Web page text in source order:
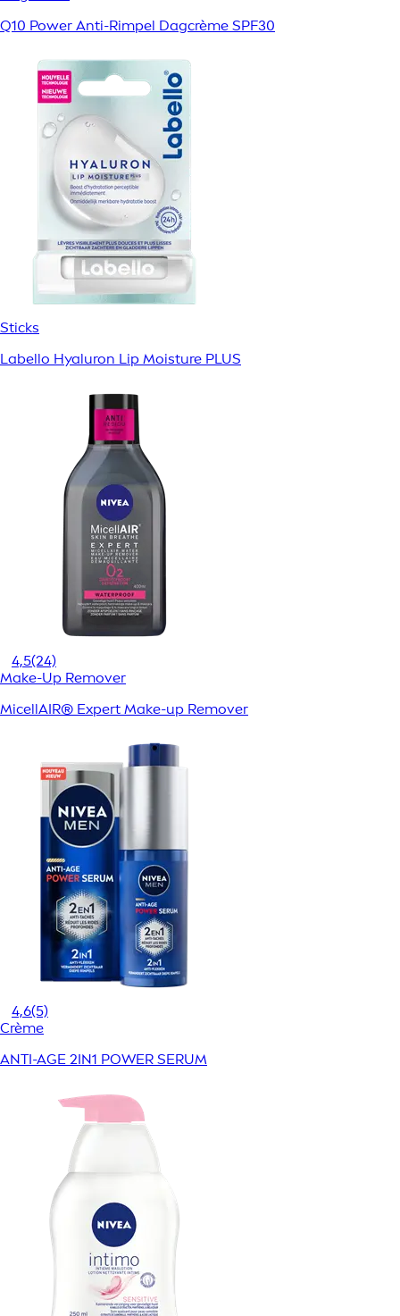
Q10 Power Anti-Rimpel Dagcrème SPF30
Sticks
Labello Hyaluron Lip Moisture PLUS
4,5(24)
Make-Up Remover
MicellAIR® Expert Make-up Remover
4,6(5)
Crème
ANTI-AGE 2IN1 POWER SERUM